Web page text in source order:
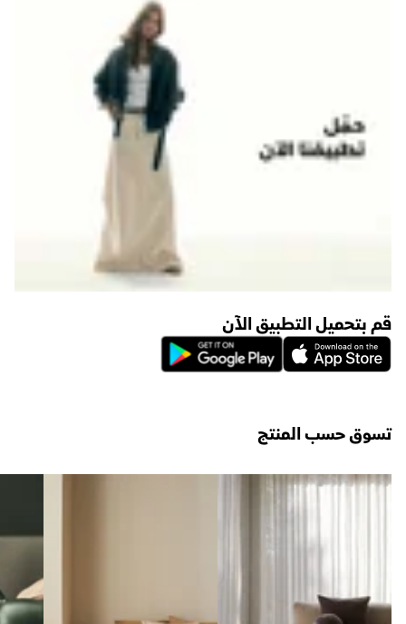
قم بتحميل التطبيق الآن
تسوق حسب المنتج